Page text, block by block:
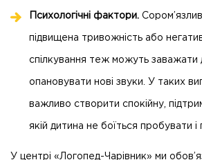
Психологічні фактори.
підвищена тривожність або
спілкування теж можуть заважати
опановувати нові звуки. У таких
важливо створити спокійну,
якій дитина не боїться пробувати і
У центрі «Логопед-Чарівник» ми